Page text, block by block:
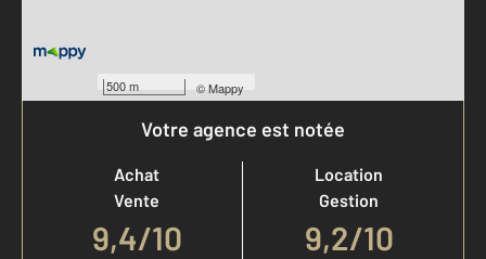
500 m ©Mappy
Votre agence est notée
Achat
Vente
9,4/10
Location
Gestion
9,2/10